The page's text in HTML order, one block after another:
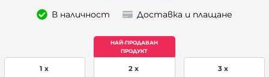
В наличност Доставка и плащане
1 x 2 x 3 x